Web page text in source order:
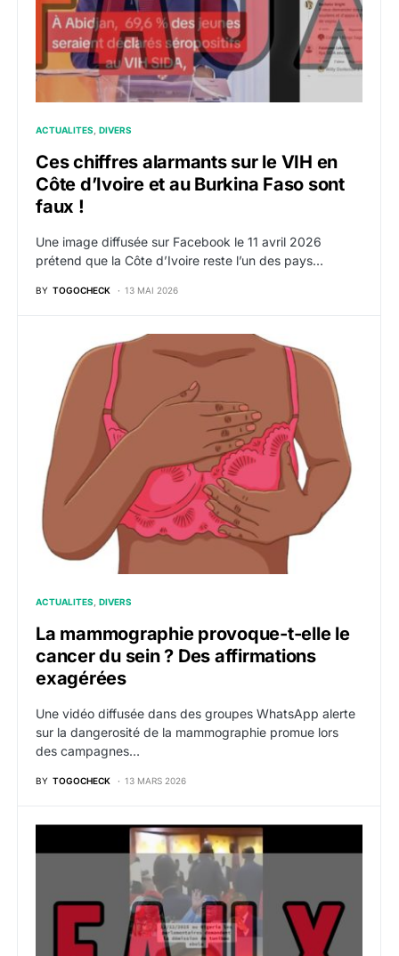
ACTUALITES DIVERS
Ces chiffres alarmants sur le VIH en
Côte d’Ivoire et au Burkina Faso sont
faux !
Une image diffusée sur Facebook le 11 avril 2026
prétend que la Côte d’Ivoire reste l’un des pays…
BY TOGOCHECK 13 MAI 2026
ACTUALITES DIVERS
La mammographie provoque-t-elle le
cancer du sein ? Des affirmations
exagérées
Une vidéo diffusée dans des groupes WhatsApp alerte
sur la dangerosité de la mammographie promue lors
des campagnes…
BY TOGOCHECK 13 MARS 2026